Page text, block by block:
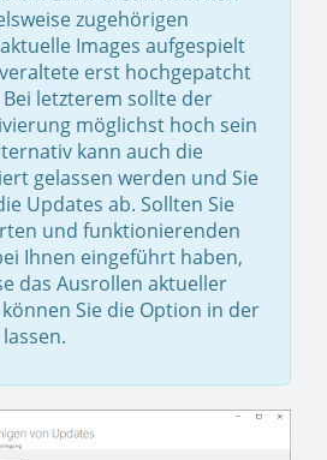
zugehörigen
Images aufgespielt
erst hochgepatcht
letzterem sollte der
möglichst hoch sein
kann auch die
gelassen werden und Sie
Updates ab. Sollten Sie
und funktionierenden
Ihnen eingeführt haben,
das Ausrollen aktueller
Sie die Option in der